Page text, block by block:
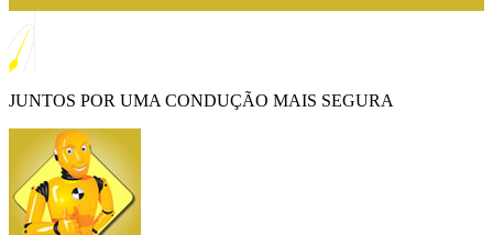
JUNTOS POR UMA CONDUÇÃO MAIS SEGURA